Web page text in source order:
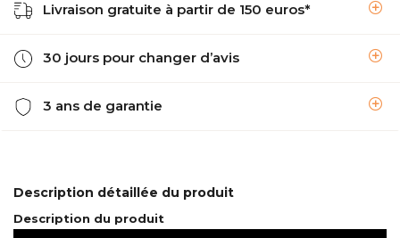
Livraison gratuite à partir de 150 euros*
30 jours pour changer d’avis
3 ans de garantie
Description détaillée du produit
Description du produit